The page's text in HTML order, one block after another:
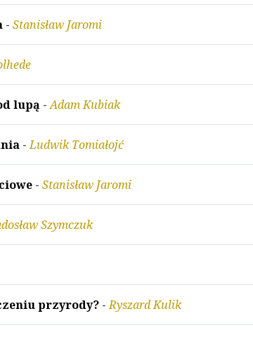
- Stanisław Jaromi
lupą -Adam Kubiak
-Ludwik Tomiałojć
- Stanisław Jaromi
Szymczuk
przyrody? -Ryszard Kulik